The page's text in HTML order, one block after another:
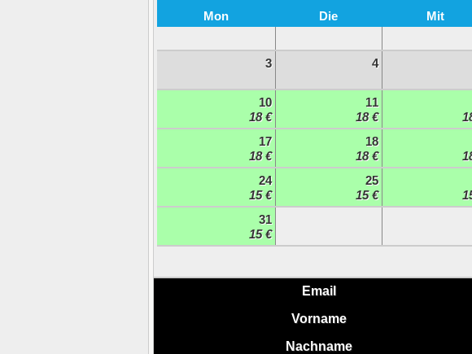
Mon Die Mit
3
4
10
18 €
11
18 €
17
18 €
18
18 €
24
15 €
25
15 €
31
15 €
Email
Vorname
Nachname